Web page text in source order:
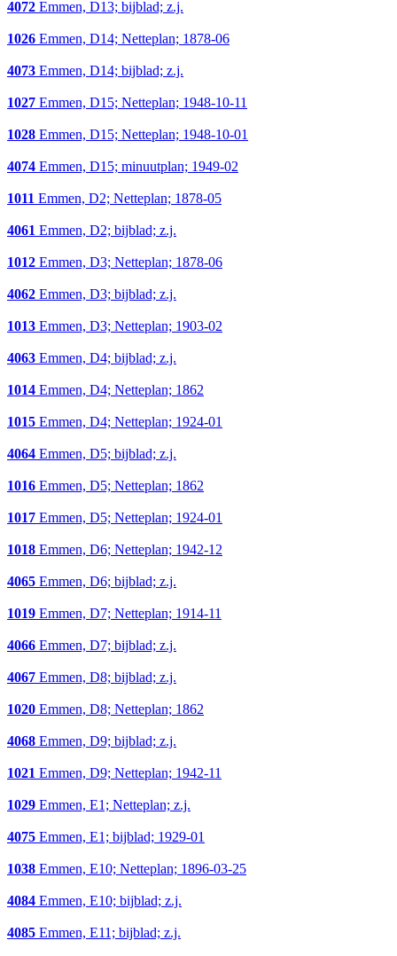
4072 Emmen, D13; bijblad; z.j.
1026 Emmen, D14; Netteplan; 1878-06
4073 Emmen, D14; bijblad; z.j.
1027 Emmen, D15; Netteplan; 1948-10-11
1028 Emmen, D15; Netteplan; 1948-10-01
4074 Emmen, D15; minuutplan; 1949-02
1011 Emmen, D2; Netteplan; 1878-05
4061 Emmen, D2; bijblad; z.j.
1012 Emmen, D3; Netteplan; 1878-06
4062 Emmen, D3; bijblad; z.j.
1013 Emmen, D3; Netteplan; 1903-02
4063 Emmen, D4; bijblad; z.j.
1014 Emmen, D4; Netteplan; 1862
1015 Emmen, D4; Netteplan; 1924-01
4064 Emmen, D5; bijblad; z.j.
1016 Emmen, D5; Netteplan; 1862
1017 Emmen, D5; Netteplan; 1924-01
1018 Emmen, D6; Netteplan; 1942-12
4065 Emmen, D6; bijblad; z.j.
1019 Emmen, D7; Netteplan; 1914-11
4066 Emmen, D7; bijblad; z.j.
4067 Emmen, D8; bijblad; z.j.
1020 Emmen, D8; Netteplan; 1862
4068 Emmen, D9; bijblad; z.j.
1021 Emmen, D9; Netteplan; 1942-11
1029 Emmen, E1; Netteplan; z.j.
4075 Emmen, E1; bijblad; 1929-01
1038 Emmen, E10; Netteplan; 1896-03-25
4084 Emmen, E10; bijblad; z.j.
4085 Emmen, E11; bijblad; z.j.